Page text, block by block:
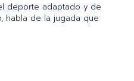
deporte adaptado y de
habla de la jugada que